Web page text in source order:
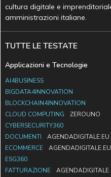
cultura digitale e
amministrazioni italiane.
TUTTE LE TESTATE
Applicazioni e Tecnologie
AI4BUSINESS
BIGDATA4INNOVATION
BLOCKCHAIN4INNOVATION
CLOUD COMPUTING
ZEROUNO
CYBERSECURITY360
DOCUMENTI
AGENDADIGITALE.EU
ECOMMERCE
AGENDADIGITALE.EU
ESG360
FATTURAZIONE